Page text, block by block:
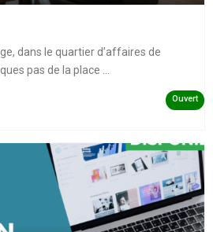
dans le quartier d’affaires de
pas de la place ...
Ouvert